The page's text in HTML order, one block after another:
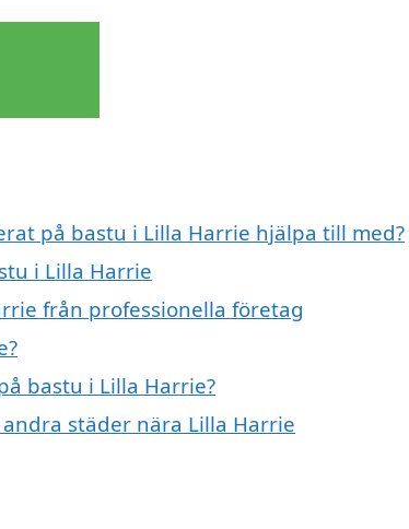
på bastu i Lilla Harrie hjälpa till med?
i Lilla Harrie
från professionella företag
bastu i Lilla Harrie?
städer nära Lilla Harrie